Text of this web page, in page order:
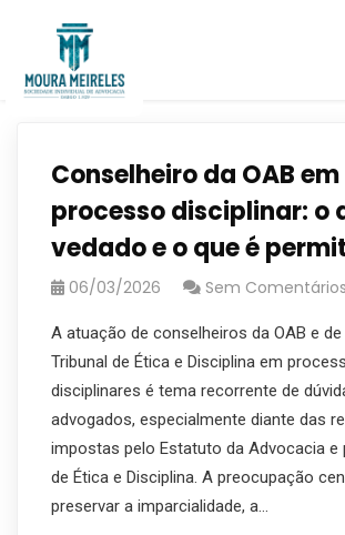
Conselheiro da OAB em
processo disciplinar: o
vedado e o que é
06/03/2026 Sem Comentários
A atuação de conselheiros da OAB e
Tribunal de Ética e Disciplina em
disciplinares é tema recorrente de
advogados, especialmente diante das
impostas pelo Estatuto da Advocacia e
de Ética e Disciplina. A preocupação
preservar a imparcialidade, a…